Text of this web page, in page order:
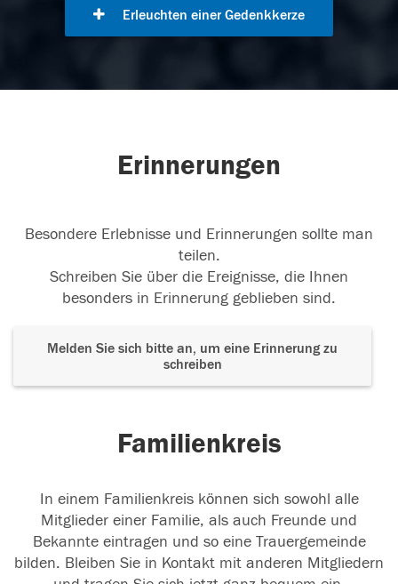
Erleuchten einer Gedenkkerze
Erinnerungen
Besondere Erlebnisse und Erinnerungen sollte man
teilen.
Schreiben Sie über die Ereignisse, die Ihnen
besonders in Erinnerung geblieben sind.
Melden Sie sich bitte an, um eine Erinnerung zu
schreiben
Familienkreis
In einem Familienkreis können sich sowohl alle
Mitglieder einer Familie, als auch Freunde und
Bekannte eintragen und so eine Trauergemeinde
bilden. Bleiben Sie in Kontakt mit anderen Mitgliedern